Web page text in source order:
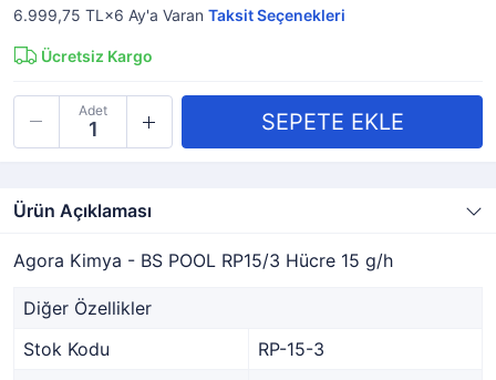
6.999,75 TL×6 Ay'a Varan Taksit Seçenekleri
Ücretsiz Kargo
Adet
Ürün Açıklaması
Agora Kimya - BS POOL RP15/3 Hücre 15 g/h
Diğer Özellikler
Stok Kodu
RP-15-3